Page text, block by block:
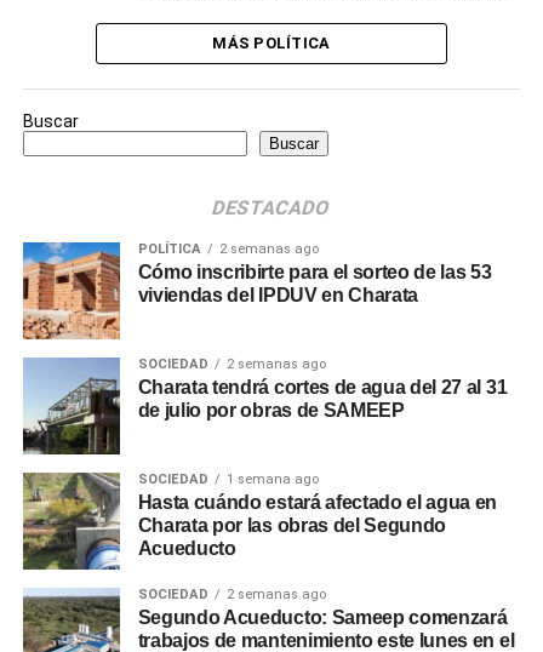
MÁS POLÍTICA
Buscar
Buscar
DESTACADO
POLÍTICA 2 semanas ago
Cómo inscribirte para el sorteo de las 53
viviendas del IPDUV en Charata
SOCIEDAD 2 semanas ago
Charata tendrá cortes de agua del 27 al 31
de julio por obras de SAMEEP
SOCIEDAD 1 semana ago
Hasta cuándo estará afectado el agua en
Charata por las obras del Segundo
Acueducto
SOCIEDAD 2 semanas ago
Segundo Acueducto: Sameep comenzará
trabajos de mantenimiento este lunes en el